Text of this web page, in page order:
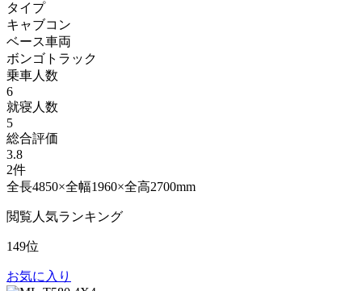
タイプ
キャブコン
ベース車両
ボンゴトラック
乗車人数
6
就寝人数
5
総合評価
3.8
2件
全長4850×全幅1960×全高2700mm
閲覧人気ランキング
149位
お気に入り